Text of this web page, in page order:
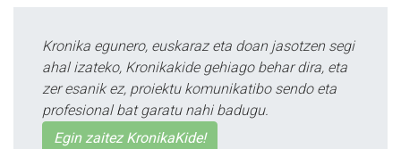
Kronika egunero, euskaraz eta doan jasotzen segi
ahal izateko, Kronikakide gehiago behar dira, eta
zer esanik ez, proiektu komunikatibo sendo eta
profesional bat garatu nahi badugu.
Egin zaitez KronikaKide!